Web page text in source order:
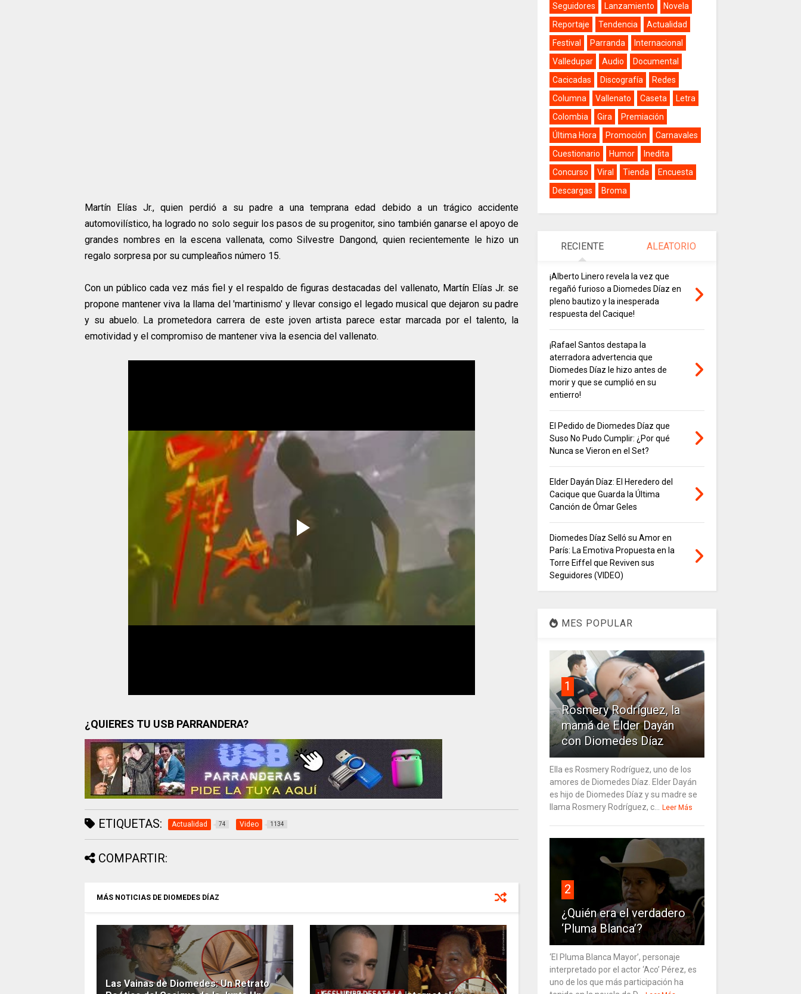
Martín Elías Jr., quien perdió a su padre a una temprana edad debido a un trágico accidente
automovilístico, ha logrado no solo seguir los pasos de su progenitor, sino también ganarse el apoyo de
grandes nombres en la escena vallenata, como Silvestre Dangond, quien recientemente le hizo un
regalo sorpresa por su cumpleaños número 15.
Con un público cada vez más fiel y el respaldo de figuras destacadas del vallenato, Martín Elías Jr. se
propone mantener viva la llama del 'martinismo' y llevar consigo el legado musical que dejaron su padre
y su abuelo. La prometedora carrera de este joven artista parece estar marcada por el talento, la
emotividad y el compromiso de mantener viva la esencia del vallenato.
¿QUIERES TU USB PARRANDERA?
ETIQUETAS: Actualidad 74 Video 1134
COMPARTIR:
MÁS NOTICIAS DE DIOMEDES DÍAZ
Las Vainas de Diomedes: Un Retrato
Seguidores
Lanzamiento
Novela
Reportaje
Tendencia
Actualidad
Festival
Parranda
Internacional
Valledupar
Audio
Documental
Cacicadas
Discografía
Redes
Columna
Vallenato Caseta
Letra
Colombia
Gira
Premiación
Última Hora
Promoción
Carnavales
Cuestionario
Humor
Inedita
Concurso
Viral Tienda
Encuesta
Descargas
Broma
RECIENTE ALEATORIO
¡Alberto Linero revela la vez que
regañó furioso a Diomedes Díaz en
pleno bautizo y la inesperada
respuesta del Cacique!
¡Rafael Santos destapa la
aterradora advertencia que
Diomedes Díaz le hizo antes de
morir y que se cumplió en su
entierro!
El Pedido de Diomedes Díaz que
Suso No Pudo Cumplir: ¿Por qué
Nunca se Vieron en el Set?
Elder Dayán Díaz: El Heredero del
Cacique que Guarda la Última
Canción de Ómar Geles
Diomedes Díaz Selló su Amor en
París: La Emotiva Propuesta en la
Torre Eiffel que Reviven sus
Seguidores (VIDEO)
MES POPULAR
1
Rosmery Rodríguez, la
mamá de Elder Dayán
con Diomedes Díaz
Ella es Rosmery Rodríguez, uno de los
amores de Diomedes Díaz. Elder Dayán
es hijo de Diomedes Díaz y su madre se
llama Rosmery Rodríguez, c... Leer Más
2
¿Quién era el verdadero
‘Pluma Blanca’?
‘El Pluma Blanca Mayor’, personaje
interpretado por el actor ‘Aco’ Pérez, es
uno de los que más participación ha